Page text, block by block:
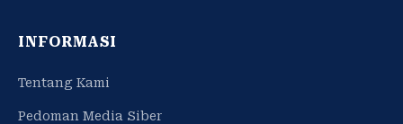
INFORMASI
Tentang Kami
Pedoman Media Siber